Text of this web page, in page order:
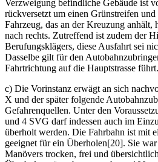
Verzweigung befindliche Gebäude ist
rückversetzt um einen Grünstreifen
Fahrzeug, das an der Kreuzung anhält,
nach rechts. Zutreffend ist zudem der
Berufungsklägers, diese Ausfahrt sei
Dasselbe gilt für den
Fahrtrichtung auf die Hauptstrasse führt.
c) Die Vorinstanz erwägt an sich
X und der später folgende
Gefahrenquellen. Unter den
und 4 SVG darf indessen auch im
überholt werden. Die Fahrbahn ist mit
geeignet für ein Überholen[20]. Sie
Manövers trocken, frei und